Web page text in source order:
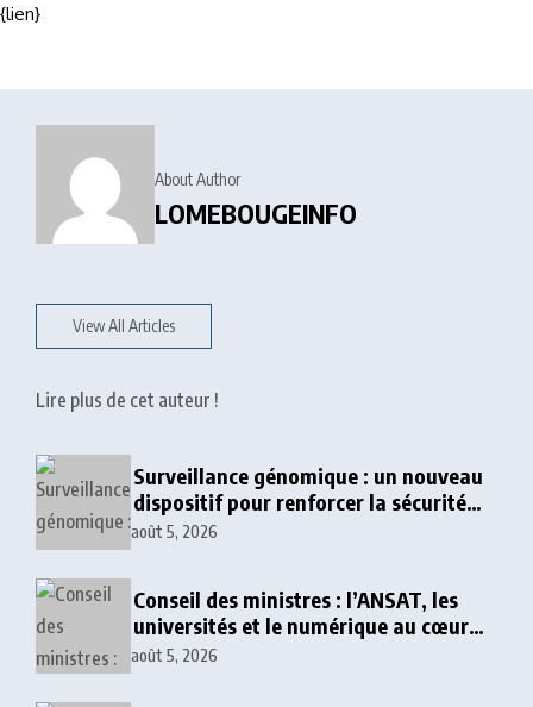
{lien}
About Author
LOMEBOUGEINFO
View All Articles
Lire plus de cet auteur !
Surveillance génomique : un nouveau
dispositif pour renforcer la sécurité
sanitaire au Togo
août 5, 2026
Conseil des ministres : l’ANSAT, les
universités et le numérique au cœur
des décisions
août 5, 2026